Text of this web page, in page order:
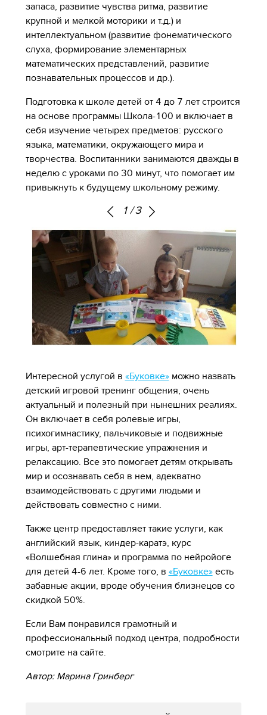
запаса, развитие чувства ритма, развитие
крупной и мелкой моторики и т.д.) и
интеллектуальном (развитие фонематического
слуха, формирование элементарных
математических представлений, развитие
познавательных процессов и др.).
Подготовка к школе детей от 4 до 7 лет строится
на основе программы Школа-100 и включает в
себя изучение четырех предметов: русского
языка, математики, окружающего мира и
творчества. Воспитанники занимаются дважды в
неделю с уроками по 30 минут, что помогает им
привыкнуть к будущему школьному режиму.
1/3
Интересной услугой в «Буковке»можно назвать
детский игровой тренинг общения, очень
актуальный и полезный при нынешних реалиях.
Он включает в себя ролевые игры,
психогимнастику, пальчиковые и подвижные
игры, арт-терапевтические упражнения и
релаксацию. Все это помогает детям открывать
мир и осознавать себя в нем, адекватно
взаимодействовать с другими людьми и
действовать совместно с ними.
Также центр предоставляет такие услуги, как
английский язык, киндер-каратэ, курс
«Волшебная глина» и программа по нейройоге
для детей 4-6 лет. Кроме того, в «Буковке»есть
забавные акции, вроде обучения близнецов со
скидкой 50%.
Если Вам понравился грамотный и
профессиональный подход центра, подробности
смотрите на сайте.
Автор: Марина Гринберг